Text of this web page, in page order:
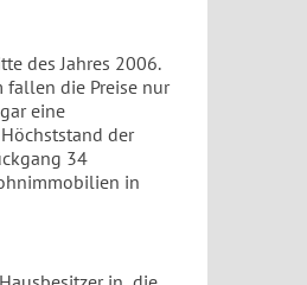
des Jahres 2006.
fallen die Preise nur
eine
der
34
in